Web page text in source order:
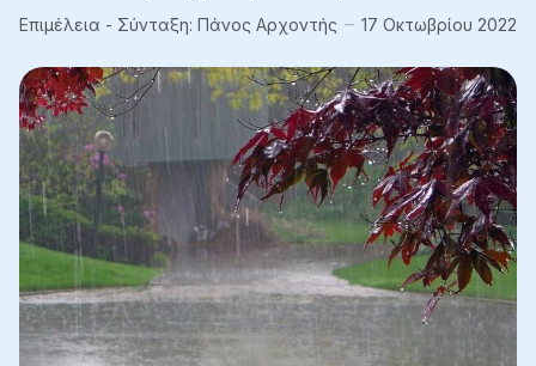
Επιμέλεια - Σύνταξη: Πάνος Αρχοντής 17 Οκτωβρίου 2022